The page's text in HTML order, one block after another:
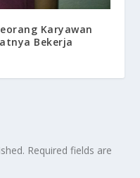
Karyawan
Bekerja
Required fields are